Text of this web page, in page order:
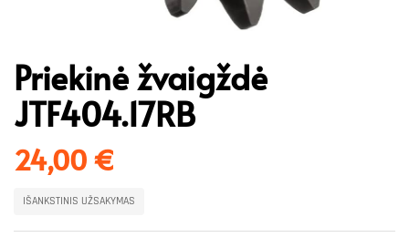
Priekinė žvaigždė
JTF404.17RB
24,00€
IŠANKSTINIS UŽSAKYMAS